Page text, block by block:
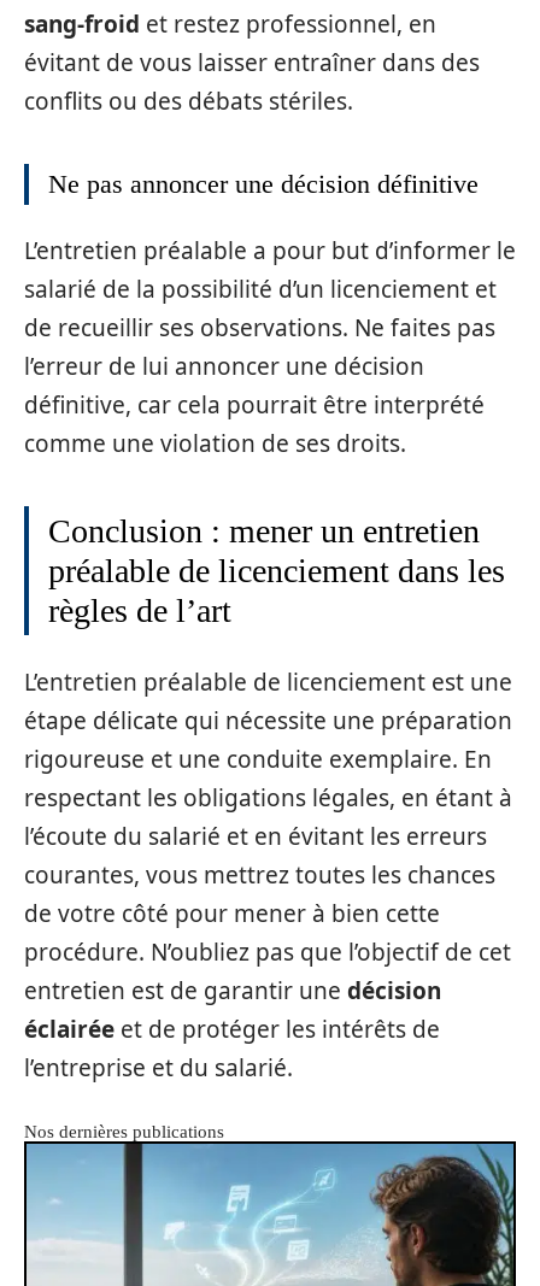
sang-froid et restez professionnel, en
évitant de vous laisser entraîner dans des
conflits ou des débats stériles.
Ne pas annoncer une décision définitive
L’entretien préalable a pour but d’informer le
salarié de la possibilité d’un licenciement et
de recueillir ses observations. Ne faites pas
l’erreur de lui annoncer une décision
définitive, car cela pourrait être interprété
comme une violation de ses droits.
Conclusion : mener un entretien
préalable de licenciement dans les
règles de l’art
L’entretien préalable de licenciement est une
étape délicate qui nécessite une préparation
rigoureuse et une conduite exemplaire. En
respectant les obligations légales, en étant à
l’écoute du salarié et en évitant les erreurs
courantes, vous mettrez toutes les chances
de votre côté pour mener à bien cette
procédure. N’oubliez pas que l’objectif de cet
entretien est de garantir une décision
éclairée et de protéger les intérêts de
l’entreprise et du salarié.
Nos dernières publications